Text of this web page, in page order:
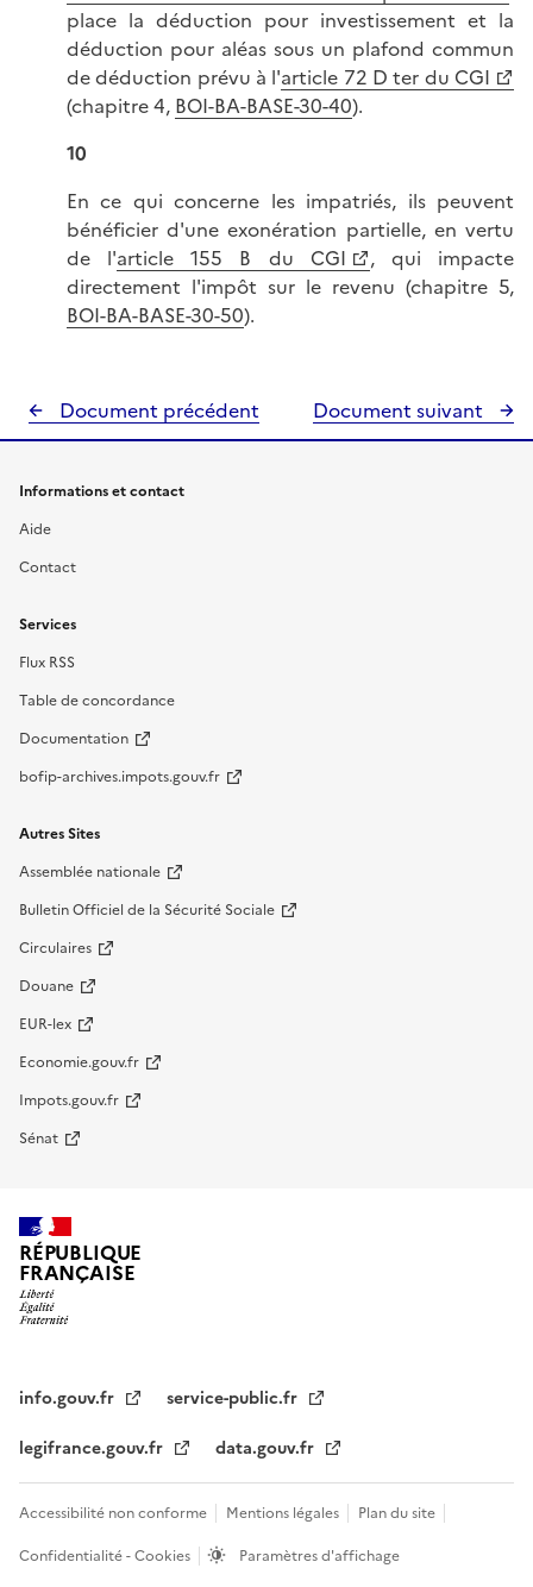
place la déduction pour investissement et la
déduction pour aléas sous un plafond commun
de déduction prévu à l'article 72 D ter du CGI
(chapitre 4, BOI-BA-BASE-30-40).
10
En ce qui concerne les impatriés, ils peuvent
bénéficier d'une exonération partielle, en vertu
de l'article 155 B du CGI
, qui impacte
directement l'impôt sur le revenu (chapitre 5,
BOI-BA-BASE-30-50).
Document précédent Document suivant
Informations et contact
Aide
Contact
Services
Flux RSS
Table de concordance
Documentation
bofip-archives.impots.gouv.fr
Autres Sites
Assemblée nationale
Bulletin Officiel de la Sécurité Sociale
Circulaires
Douane
EUR-lex
Economie.gouv.fr
Impots.gouv.fr
Sénat
RÉPUBLIQUE
FRANÇAISE
info.gouv.fr
service-public.fr
legifrance.gouv.fr
data.gouv.fr
Accessibilité non conforme Mentions légales
Plan du site
Confidentialité - Cookies
Paramètres d'affichage